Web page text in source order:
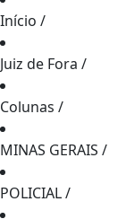
Início /
Juiz de Fora /
Colunas /
MINAS GERAIS /
POLICIAL/